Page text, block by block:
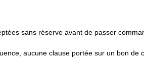
sans réserve avant de passer
aucune clause portée sur un bon de